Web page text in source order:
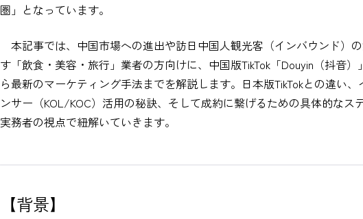
圏」となっています。
本記事では、中国市場への進出や訪日中国人観光客（インバウンド）
す「飲食・美容・旅行」業者の方向けに、中国版TikTok「Douyin（抖音）
ら最新のマーケティング手法までを解説します。日本版TikTokとの違い、
ンサー（KOL/KOC）活用の秘訣、そして成約に繋げるための具体的なステ
実務者の視点で紐解いていきます。
【背景】